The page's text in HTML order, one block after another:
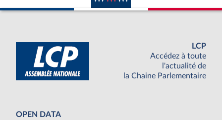
LCP
Accédez à toute
l'actualité de
la Chaine Parlementaire
OPEN DATA